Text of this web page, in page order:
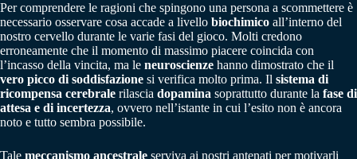
Per comprendere le ragioni che spingono una persona a scommettere è
necessario osservare cosa accade a livello biochimico all’interno del
nostro cervello durante le varie fasi del gioco. Molti credono
erroneamente che il momento di massimo piacere coincida con
l’incasso della vincita, ma le neuroscienze hanno dimostrato che il
vero picco di soddisfazione si verifica molto prima. Il sistema di
ricompensa cerebrale rilascia dopamina soprattutto durante la fase di
attesa e di incertezza, ovvero nell’istante in cui l’esito non è ancora
noto e tutto sembra possibile.
Tale meccanismo ancestrale serviva ai nostri antenati per motivarli